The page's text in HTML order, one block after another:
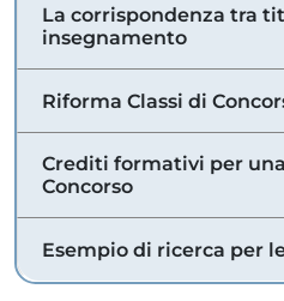
La corrispondenza tra
insegnamento
Riforma Classi di
Crediti formativi per
Concorso
Esempio di ricerca per